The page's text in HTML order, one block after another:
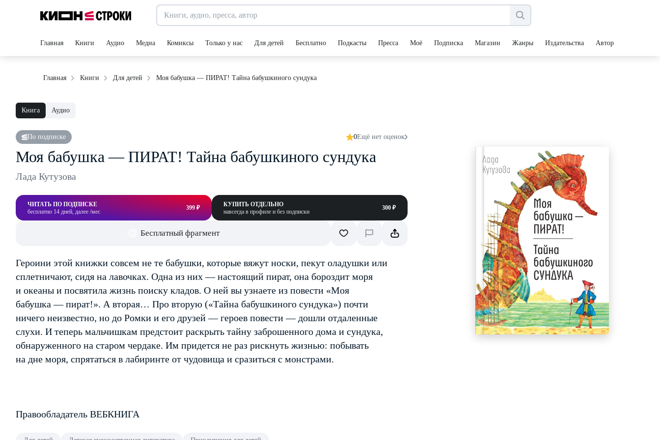
Главная Книги Аудио Медиа Комиксы Только у нас Для детей Бесплатно Подкасты Пресса Моё Подписка Магазин Жанры Издательства Авторы
Главная Книги Для детей Моя бабушка — ПИРАТ! Тайна бабушкиного сундука
Книга Аудио
По подписке 0Ещё нет оценок
Моя бабушка — ПИРАТ! Тайна бабушкиного сундука
Лада Кутузова
ЧИТАТЬ ПО ПОДПИСКЕ
бесплатно 14 дней, далее /мес
399 ₽
КУПИТЬ ОТДЕЛЬНО
навсегда в профиле и без подписки
300 ₽
Бесплатный фрагмент
Героини этой книжки совсем не те бабушки, которые вяжут носки, пекут оладушки или
сплетничают, сидя на лавочках. Одна из них — настоящий пират, она бороздит моря
и океаны и посвятила жизнь поиску кладов. О ней вы узнаете из повести «Моя
бабушка — пират!». А вторая… Про вторую («Тайна бабушкиного сундука») почти
ничего неизвестно, но до Ромки и его друзей — героев повести — дошли отдаленные
слухи. И теперь мальчишкам предстоит раскрыть тайну заброшенного дома и сундука,
обнаруженного на старом чердаке. Им придется не раз рискнуть жизнью: побывать
на дне моря, спрятаться в лабиринте от чудовища и сразиться с монстрами.
Правообладатель ВЕБКНИГА